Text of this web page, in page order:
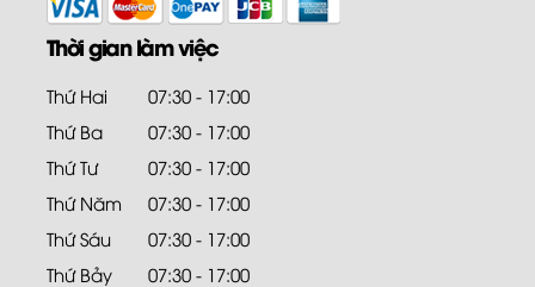
Thời gian làm việc
Thứ Hai
07:30 - 17:00
Thứ Ba
07:30 - 17:00
Thứ Tư
07:30 - 17:00
Thứ Năm
07:30 - 17:00
Thứ Sáu
07:30 - 17:00
Thứ Bảy
07:30 - 17:00